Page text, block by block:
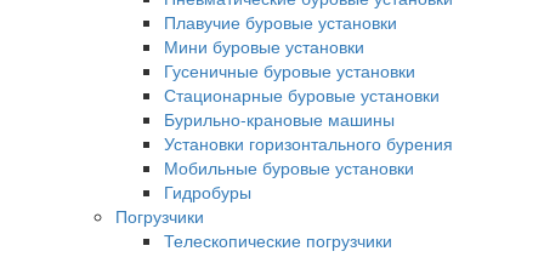
Плавучие буровые установки
Мини буровые установки
Гусеничные буровые установки
Стационарные буровые установки
Бурильно-крановые машины
Установки горизонтального бурения
Мобильные буровые установки
Гидробуры
Погрузчики
Телескопические погрузчики